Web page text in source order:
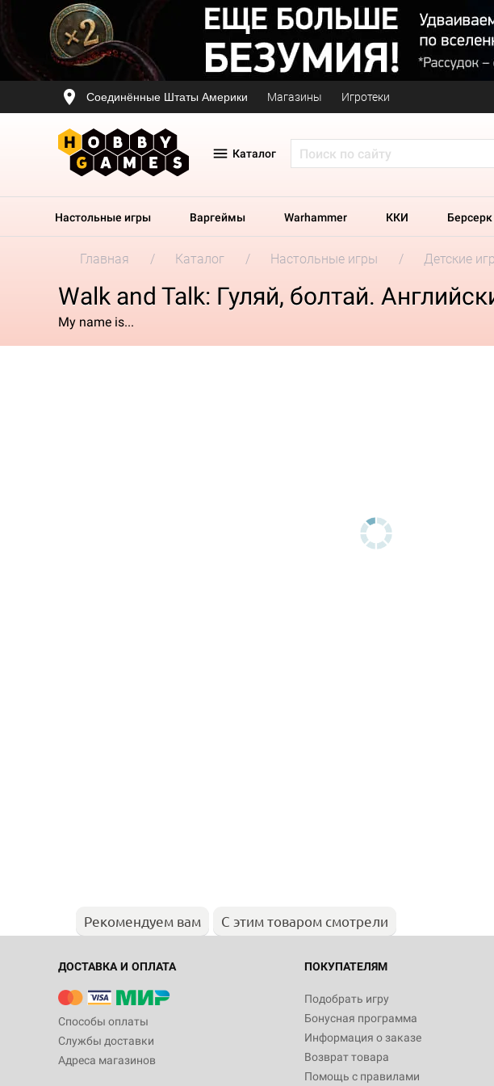
Соединённые Штаты Америки Магазины Игротеки
Каталог
Настольные игры Варгеймы Warhammer ККИ Берсерк
Главная Каталог Настольные игры Детские
Walk and Talk: Гуляй, болтай.
My name is...
Рекомендуем вам С этим товаром смотрели
ДОСТАВКА И ОПЛАТА
Способы оплаты
Службы доставки
Адреса магазинов
ПОКУПАТЕЛЯМ
Подобрать игру
Бонусная программа
Информация о заказе
Возврат товара
Помощь с правилами